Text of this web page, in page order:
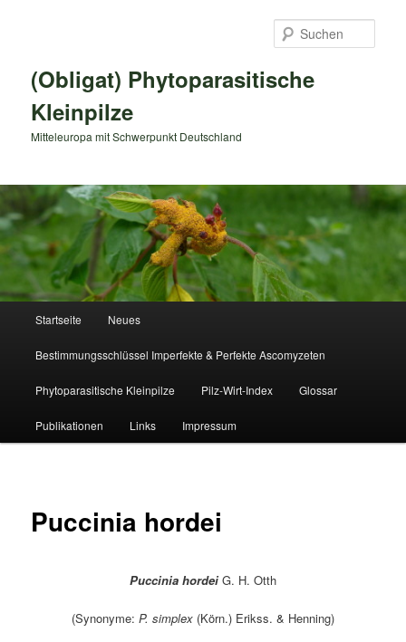
(Obligat) Phytoparasitische
Kleinpilze
Mitteleuropa mit Schwerpunkt Deutschland
Startseite Neues
Bestimmungsschlüssel Imperfekte & Perfekte Ascomyzeten
Phytoparasitische Kleinpilze Pilz-Wirt-Index Glossar
Publikationen Links Impressum
Puccinia hordei
Puccinia hordei G. H. Otth
(Synonyme: P. simplex (Körn.) Erikss. & Henning)